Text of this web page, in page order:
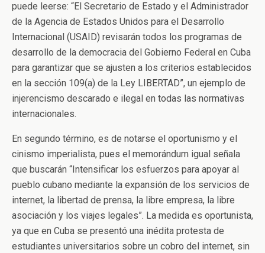
puede leerse: “El Secretario de Estado y el Administrador
de la Agencia de Estados Unidos para el Desarrollo
Internacional (USAID) revisarán todos los programas de
desarrollo de la democracia del Gobierno Federal en Cuba
para garantizar que se ajusten a los criterios establecidos
en la sección 109(a) de la Ley LIBERTAD”, un ejemplo de
injerencismo descarado e ilegal en todas las normativas
internacionales.
En segundo término, es de notarse el oportunismo y el
cinismo imperialista, pues el memorándum igual señala
que buscarán “Intensificar los esfuerzos para apoyar al
pueblo cubano mediante la expansión de los servicios de
internet, la libertad de prensa, la libre empresa, la libre
asociación y los viajes legales”. La medida es oportunista,
ya que en Cuba se presentó una inédita protesta de
estudiantes universitarios sobre un cobro del internet, sin